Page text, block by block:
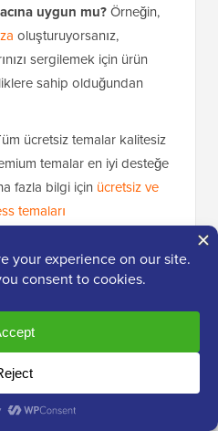
uygun mu?Örneğin,
oluşturuyorsanız,
sergilemek için ürün
sahip olduğundan
ücretsiz temalar kalitesiz
temalar en iyi desteğe
fazla bilgi için ücretsiz ve
temaları
başlayacağınızdan emin
kullanıyoruz. Bu bize
kontrol sağlıyor ve